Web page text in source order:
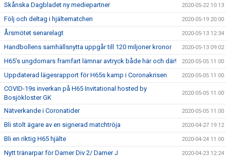
Skånska Dagbladet ny mediepartner 2020-05-22 10:13
Följ och deltag i hjältematchen 2020-05-19 20:00
Årsmötet senarelagt 2020-05-13 12:34
Handbollens samhällsnytta uppgår till 120 miljoner kronor 2020-05-13 09:02
H65’s ungdomars framfart lämnar avtryck både här och där! 2020-05-05 11:00
Uppdaterad lägesrapport för H65s kamp i Coronakrisen 2020-05-05 11:00
COVID-19s inverkan på H65 Invitational hosted by
Bosjökloster GK
2020-05-05 11:00
Nätverkande i Coronatider 2020-05-05 11:00
Bli stolt ägare av en signerad matchtröja 2020-04-27 19:12
Bli en riktig H65 hjälte 2020-04-24 11:00
Nytt tränarpar för Damer Div 2/ Damer J 2020-04-23 12:24